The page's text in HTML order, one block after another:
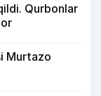
Qurbonlar
Murtazo